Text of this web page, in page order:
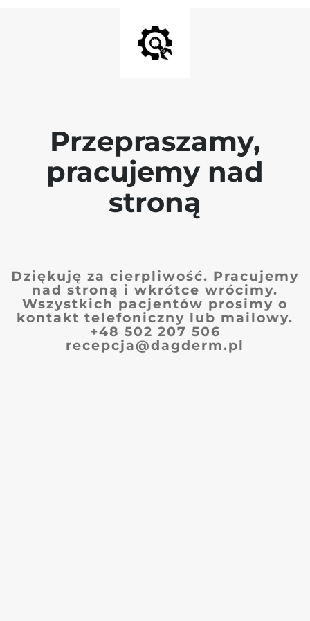
Przepraszamy,
pracujemy nad
stroną
Dziękuję za cierpliwość. Pracujemy
nad stroną i wkrótce wrócimy.
Wszystkich pacjentów prosimy o
kontakt telefoniczny lub mailowy.
+48 502 207 506
recepcja@dagderm.pl